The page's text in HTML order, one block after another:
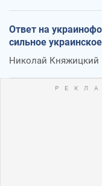
Ответ на
сильное
Николай Княжицкий